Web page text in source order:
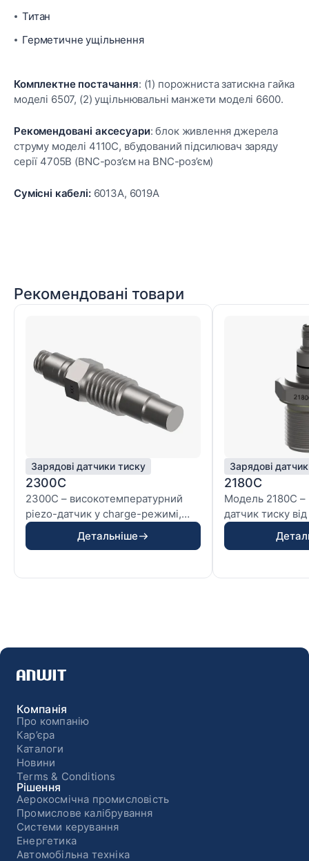
Титан
Герметичне ущільнення
Комплектне постачання: (1) порожниста затискна гайка
моделі 6507, (2) ущільнювальні манжети моделі 6600.
Рекомендовані аксесуари: блок живлення джерела
струму моделі 4110C, вбудований підсилювач заряду
серії 4705B (BNC-роз’єм на BNC-роз’єм)
Сумісні кабелі:6013A, 6019A
Рекомендовані товари
Зарядові датчики тиску
2300C
2300C – високотемпературний
piezo-датчик у charge-режимі,
створений для екстрема...
Детальніше
Зарядові
2180C
Модель 2180C –
датчик тиску
чутливістю 600
Компанія
Про компанію
Кар’єра
Каталоги
Новини
Terms & Conditions
Рішення
Аерокосмічна промисловість
Промислове калібрування
Системи керування
Енергетика
Автомобільна техніка